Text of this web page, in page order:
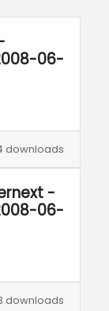
06-
downloads
-
06-
downloads